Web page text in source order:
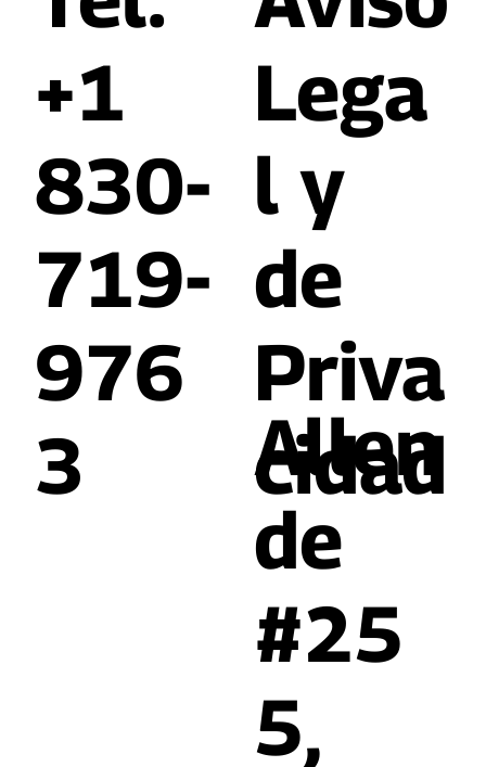
+1
830-
719-
976
3
Allen
de
#25
5,
Lega
l y
de
Priva
cidad